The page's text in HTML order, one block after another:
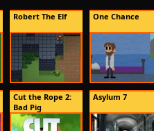
Robert The Elf One Chance
Cut the Rope 2:
Bad Pig
Asylum 7